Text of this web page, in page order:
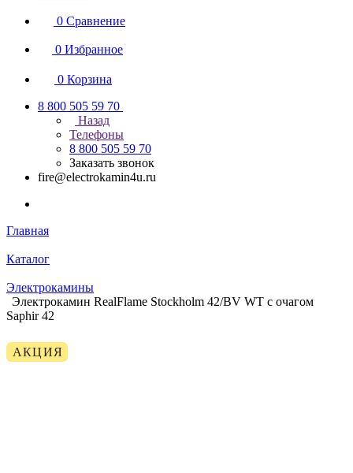
0 Сравнение
0 Избранное
0 Корзина
8 800 505 59 70
Назад
Телефоны
8 800 505 59 70
Заказать звонок
fire@electrokamin4u.ru
Главная
Каталог
Электрокамины
Электрокамин RealFlame Stockholm 42/BV WT с очагом
Saphir 42
АКЦИЯ